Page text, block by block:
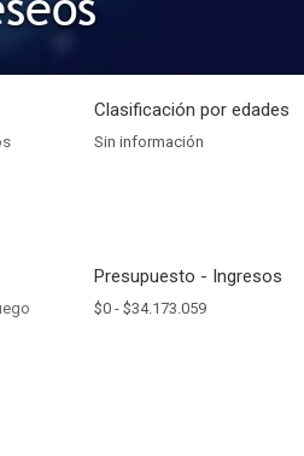
Clasificación por edades
Sin información
Presupuesto - Ingresos
$0 - $34.173.059